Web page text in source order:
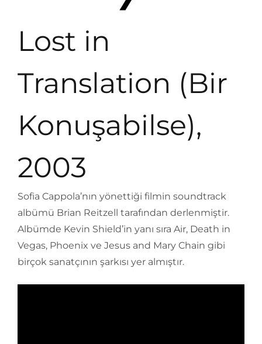
Lost in
Translation (Bir
Konuşabilse),
2003
Sofia Cappola’nın yönettiği filmin soundtrack
albümü Brian Reitzell tarafından derlenmiştir.
Albümde Kevin Shield’in yanı sıra Air, Death in
Vegas, Phoenix ve Jesus and Mary Chain gibi
birçok sanatçının şarkısı yer almıştır.